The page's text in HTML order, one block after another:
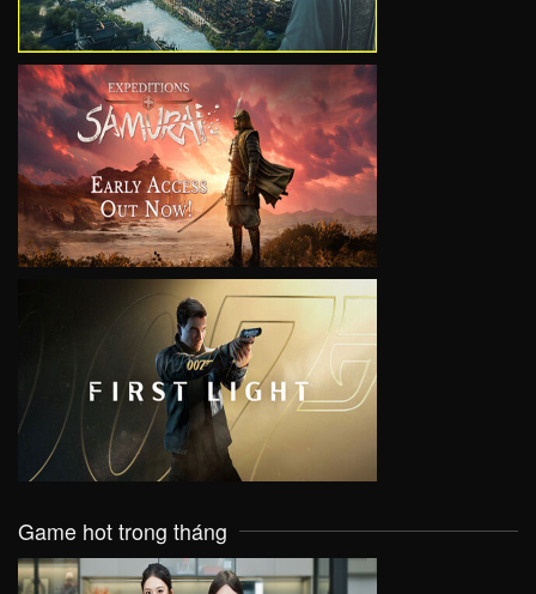
VIEW
VIEW
Game hot trong tháng